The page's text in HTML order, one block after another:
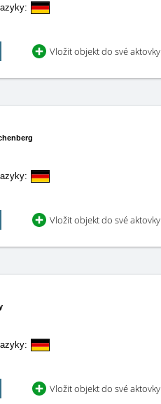
Vložit objekt do své aktovky
Vložit objekt do své aktovky
Vložit objekt do své aktovky